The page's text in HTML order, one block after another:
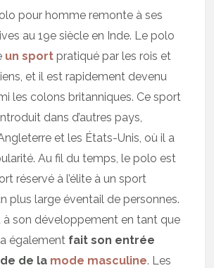
pour homme remonte à ses
au 19e siècle en Inde. Le polo
un sport pratiqué par les rois et
et il est rapidement devenu
les colons britanniques. Ce sport
dans d’autres pays,
et les États-Unis, où il a
Au fil du temps, le polo est
réservé à l’élite à un sport
plus large éventail de personnes.
à son développement en tant que
également fait son entrée
de la mode masculine. Les